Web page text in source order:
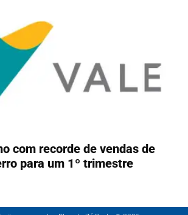
com recorde de vendas de
para um 1º trimestre